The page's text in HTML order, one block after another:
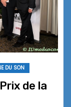
DU SON
de la